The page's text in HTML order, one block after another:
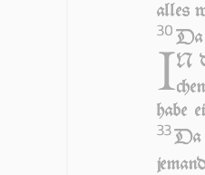
alles
30 Da
IN
habe
33Da